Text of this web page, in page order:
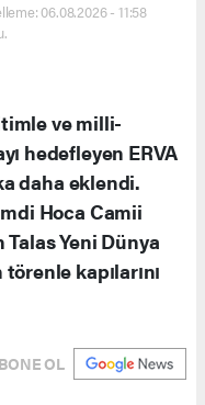
06.08.2026 - 11:58
ve milli-
hedefleyen ERVA
daha eklendi.
Hoca Camii
Yeni Dünya
kapılarını
OL